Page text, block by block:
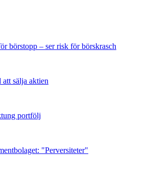
börstopp – ser risk för börskrasch
sälja aktien
portfölj
"Perversiteter"